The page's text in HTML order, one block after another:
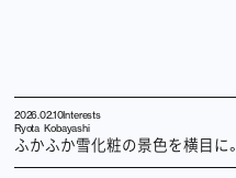
2026.02.10Interests
Ryota Kobayashi
ふかふか雪化粧の景色を横目に。